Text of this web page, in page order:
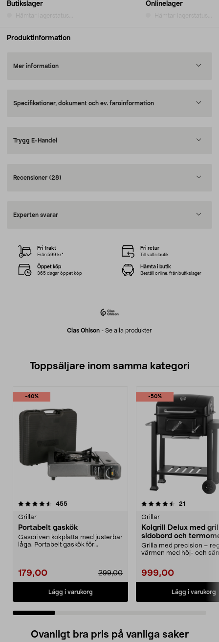
Butikslager
Hämtar lagerstatus...
Onlinelager
Hämtar lagerstatus...
Produktinformation
Mer information
Specifikationer, dokument och ev. faroinformation
Trygg E-Handel
Recensioner (28)
Experten svarar
Clas Ohlson - Se alla produkter
Fri frakt
Från 599 kr*
Fri retur
Till valfri butik
Öppet köp
365 dagar öppet köp
Hämta i butik
Beställ online, från butikslager
Toppsäljare inom samma kategori
-40%
455recensioner
Grillar
Portabelt gaskök
Gasdriven kokplatta med justerbar
låga. Portabelt gaskök för
179,00 299,00
Lägg i varukorg
-50%
4.5 av 5 stjärnor 21
Grillar
Kolgrill Delux med
sidobord och
Grilla med precision –
värmen med höj- och
999,00
Lägg i varukorg
4.5 av 5 stjärnor
Ovanligt bra pris på vanliga saker